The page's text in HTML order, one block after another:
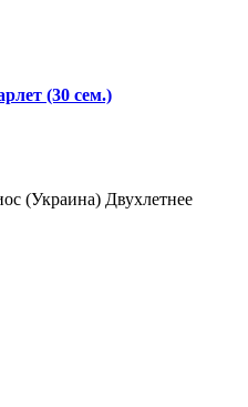
(30 сем.)
(Украина) Двухлетнее